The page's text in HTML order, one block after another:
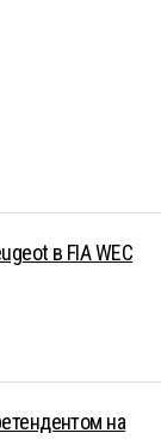
в FIA WEC
на